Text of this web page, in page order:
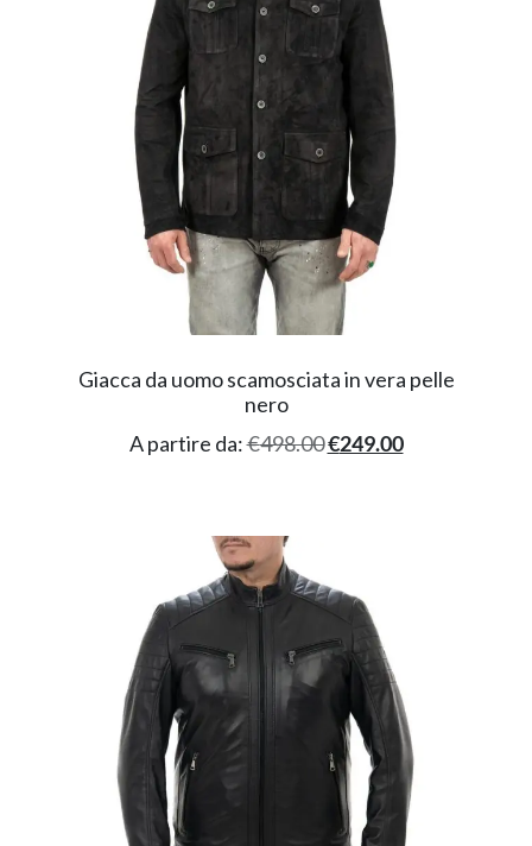
Giacca da uomo scamosciata in vera pelle
nero
A partire da:€498.00€249.00